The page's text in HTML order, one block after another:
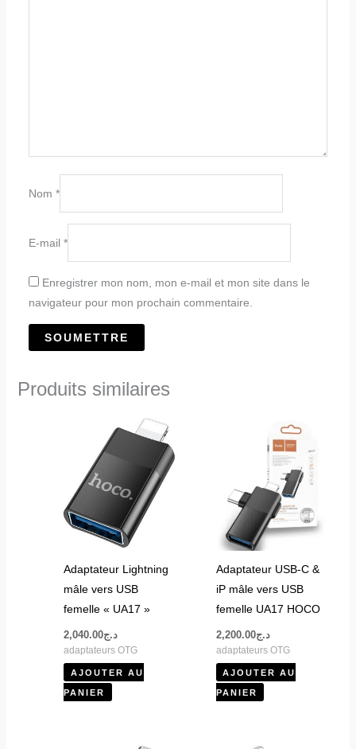
Nom *
E-mail *
Enregistrer mon nom, mon e-mail et mon site dans le
navigateur pour mon prochain commentaire.
Produits similaires
Adaptateur Lightning
mâle vers USB
femelle « UA17 »
د.ج2,040.00
adaptateurs OTG
AJOUTER AU
PANIER
Adaptateur USB-C &
iP mâle vers USB
femelle UA17 HOCO
د.ج2,200.00
adaptateurs OTG
AJOUTER AU
PANIER